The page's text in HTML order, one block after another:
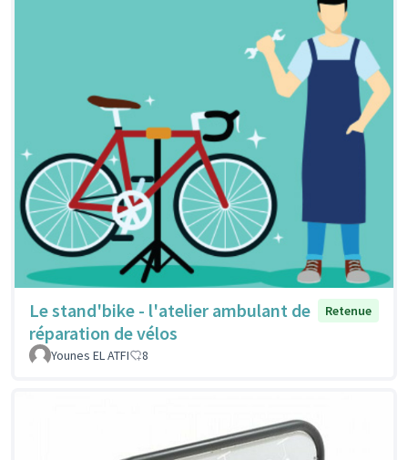
Le stand'bike - l'atelier ambulant de
réparation de vélos
Retenue
Younes EL ATFI 8